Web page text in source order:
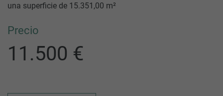
una superficie de 15.351,00 m²
Precio
11.500 €